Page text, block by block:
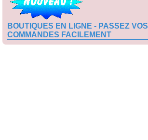
BOUTIQUES EN LIGNE - PASSEZ VOS
COMMANDES FACILEMENT